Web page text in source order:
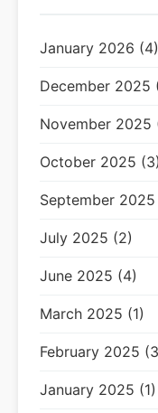
January 2026 (4)
December 2025
November 2025
October 2025 (3)
September
July 2025 (2)
June 2025 (4)
March 2025 (1)
February 2025
January 2025 (1)